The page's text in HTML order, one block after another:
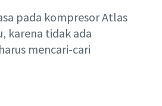
pada kompresor Atlas
karena tidak ada
mencari-cari